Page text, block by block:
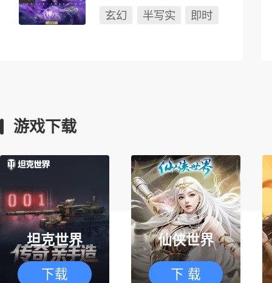
玄幻 半写实 即时
游戏下载
坦克世界
下载
仙侠世界
下 载